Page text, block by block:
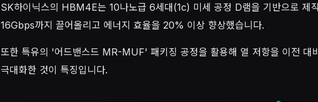
SK하이닉스의 HBM4E는 10나노급 6세대(1c) 미세 공정 D램을 기반으로
16Gbps까지 끌어올리고 에너지 효율을 20% 이상 향상했습니다.
또한 특유의 '어드밴스드 MR-MUF' 패키징 공정을 활용해 열 저항을 이전 대
극대화한 것이 특징입니다.